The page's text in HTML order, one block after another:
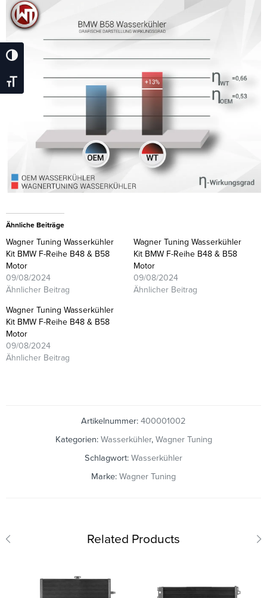
Umschalten Auf Hohe Kontraste
Schrift Vergrößern
Ähnliche Beiträge
Wagner Tuning Wasserkühler
Kit BMW F-Reihe B48 & B58
Motor
09/08/2024
Ähnlicher Beitrag
Wagner Tuning Wasserkühler
Kit BMW F-Reihe B48 & B58
Motor
09/08/2024
Ähnlicher Beitrag
Wagner Tuning Wasserkühler
Kit BMW F-Reihe B48 & B58
Motor
09/08/2024
Ähnlicher Beitrag
Artikelnummer: 400001002
Kategorien: Wasserkühler, Wagner Tuning
Schlagwort: Wasserkühler
Marke: Wagner Tuning
Related Products